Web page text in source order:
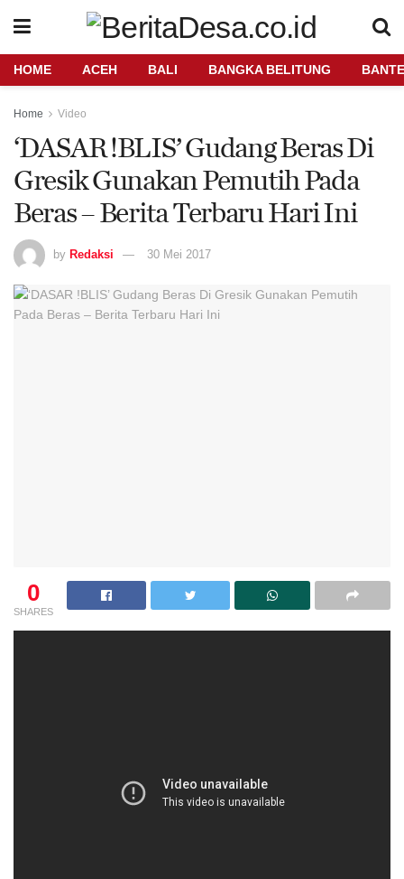
HOME ACEH BALI BANGKA BELITUNG
Home Video
‘DASAR !BLIS’ Gudang Beras Di
Gresik Gunakan Pemutih Pada
Beras – Berita Terbaru Hari Ini
by Redaksi 30 Mei 2017
0
SHARES